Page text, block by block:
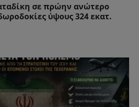
σε πρώην ανώτερο
ύψους 324 εκατ.